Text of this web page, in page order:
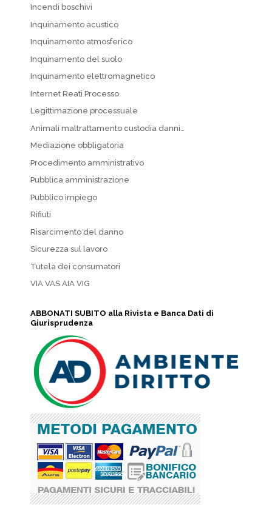
Incendi boschivi
Inquinamento acustico
Inquinamento atmosferico
Inquinamento del suolo
Inquinamento elettromagnetico
Internet Reati Processo
Legittimazione processuale
Animali maltrattamento custodia danni…
Mediazione obbligatoria
Procedimento amministrativo
Pubblica amministrazione
Pubblico impiego
Rifiuti
Risarcimento del danno
Sicurezza sul lavoro
Tutela dei consumatori
VIA VAS AIA VIG
ABBONATI SUBITO alla Rivista e Banca Dati di
Giurisprudenza